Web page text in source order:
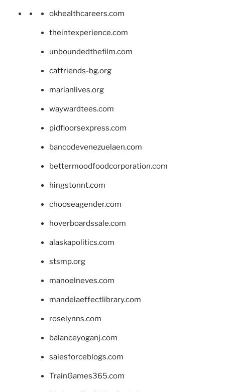
okhealthcareers.com
theintexperience.com
unboundedthefilm.com
catfriends-bg.org
marianlives.org
waywardtees.com
pidfloorsexpress.com
bancodevenezuelaen.com
bettermoodfoodcorporation.com
hingstonnt.com
chooseagender.com
hoverboardssale.com
alaskapolitics.com
stsmp.org
manoelneves.com
mandelaeffectlibrary.com
roselynns.com
balanceyoganj.com
salesforceblogs.com
TrainGames365.com